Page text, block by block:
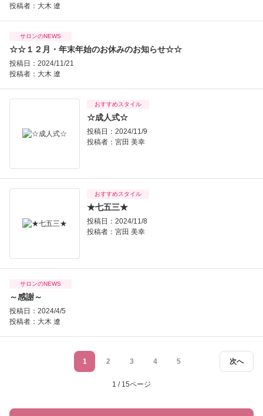
投稿者： 大木 遼
サロンのNEWS
☆☆１２月・年末年始のお休みのお知らせ☆☆
投稿日：2024/11/21
投稿者： 大木 遼
おすすめスタイル
☆成人式☆
投稿日：2024/11/9
投稿者： 宮田 美幸
おすすめスタイル
★七五三★
投稿日：2024/11/8
投稿者： 宮田 美幸
サロンのNEWS
～感謝～
投稿日：2024/4/5
投稿者： 大木 遼
次へ
1 2 3 4 5
1 / 15ページ